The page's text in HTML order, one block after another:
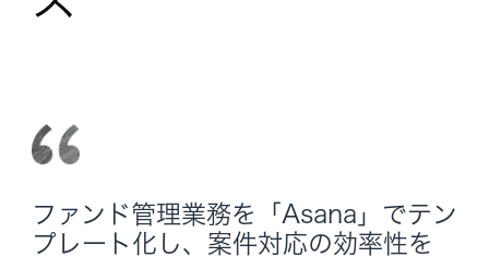
ファンド管理業務を「Asana」でテン
プレート化し、案件対応の効率性を